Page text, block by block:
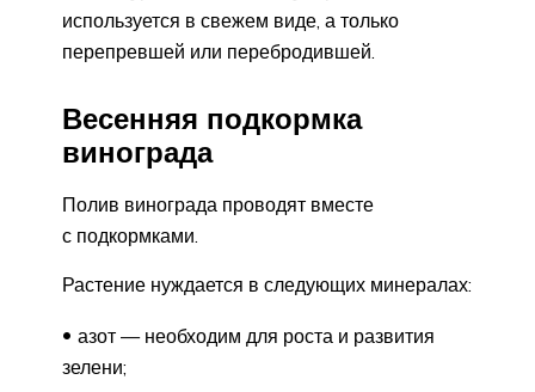
используется в свежем виде, а только
перепревшей или перебродившей.
Весенняя подкормка
винограда
Полив винограда проводят вместе
с подкормками.
Растение нуждается в следующих минералах:
азот — необходим для роста и развития
зелени;